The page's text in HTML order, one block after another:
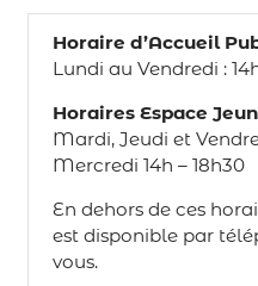
Horaire d’Accueil
Lundi au Vendredi :
Horaires Espace
Mardi, Jeudi et
Mercredi 14h – 18h30
En dehors de ces
est disponible par
vous.